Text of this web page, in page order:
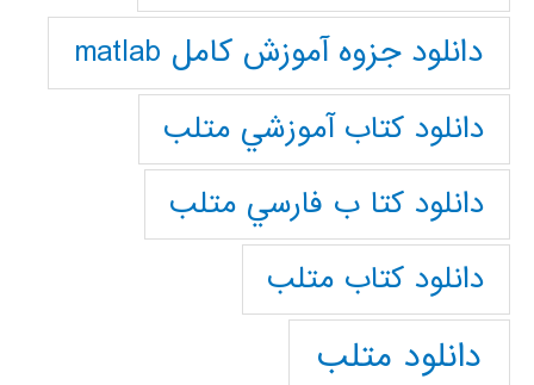
دانلود جزوه آموزش کامل matlab
دانلود كتاب آموزشي متلب
دانلود كتا ب فارسي متلب
دانلود كتاب متلب
دانلود متلب